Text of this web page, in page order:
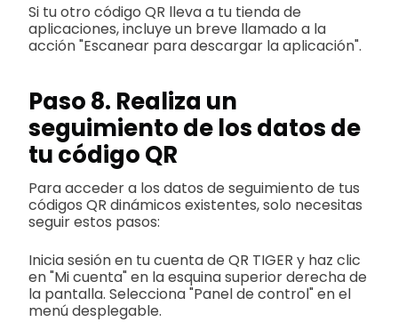
Si tu otro código QR lleva a tu tienda de
aplicaciones, incluye un breve llamado a la
acción "Escanear para descargar la aplicación".
Paso 8. Realiza un
seguimiento de los datos de
tu código QR
Para acceder a los datos de seguimiento de tus
códigos QR dinámicos existentes, solo necesitas
seguir estos pasos:
Inicia sesión en tu cuenta de QR TIGER y haz clic
en "Mi cuenta" en la esquina superior derecha de
la pantalla. Selecciona "Panel de control" en el
menú desplegable.